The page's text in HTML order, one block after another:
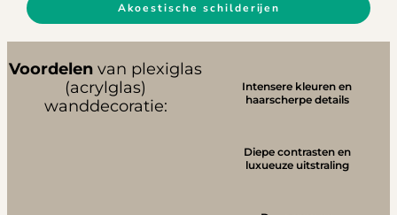
Akoestische schilderijen
Voordelen van plexiglas
(acrylglas)
wanddecoratie:
Intensere kleuren en
haarscherpe details
Diepe contrasten en
luxueuze uitstraling